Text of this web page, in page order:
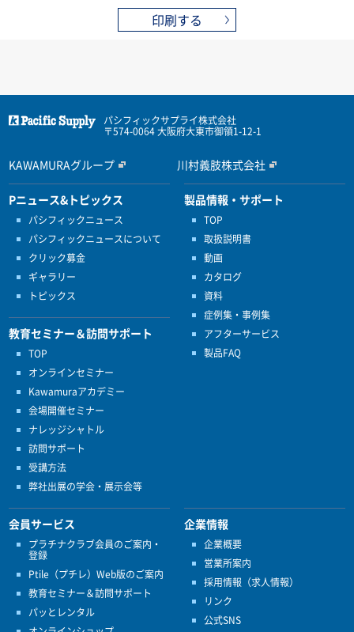
印刷する
パシフィックサプライ株式会社
〒574-0064 大阪府大東市御領1-12-1
KAWAMURAグループ 川村義肢株式会社
Pニュース&トピックス
パシフィックニュース
パシフィックニュースについて
クリック募金
ギャラリー
トピックス
教育セミナー＆訪問サポート
TOP
オンラインセミナー
Kawamuraアカデミー
会場開催セミナー
ナレッジシャトル
訪問サポート
受講方法
弊社出展の学会・展示会等
製品情報・サポート
TOP
取扱説明書
動画
カタログ
資料
症例集・事例集
アフターサービス
製品FAQ
会員サービス
プラチナクラブ会員のご案内・
登録
Ptile（プチレ）Web版のご案内
教育セミナー＆訪問サポート
パッとレンタル
企業情報
企業概要
営業所案内
採用情報（求人情報）
リンク
公式SNS